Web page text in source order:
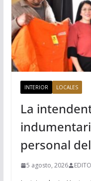
INTERIOR LOCALES
La
personal
5 agosto, 2026